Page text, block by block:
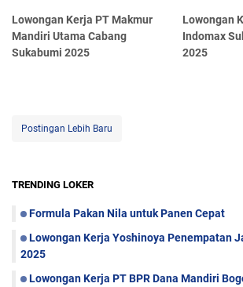
Lowongan Kerja PT Makmur
Mandiri Utama Cabang
Sukabumi 2025
Lowongan
Indomax
2025
Postingan Lebih Baru
TRENDING LOKER
Formula Pakan Nila untuk Panen Cepat
Lowongan Kerja Yoshinoya Penempatan
2025
Lowongan Kerja PT BPR Dana Mandiri